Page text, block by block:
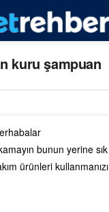
kuru şampuan
bunun yerine sık
ürünleri